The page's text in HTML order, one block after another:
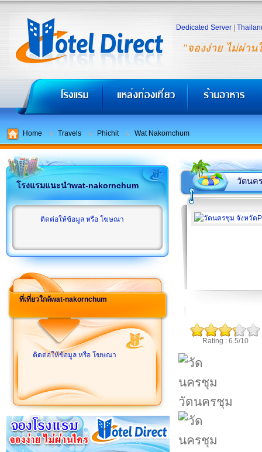
"จองง่าย ไม่ผ่าน
Dedicated Server
Home Travels Phichit Wat Nakornchum
โรงแรมแนะนำwat-nakornchum
ติดต่อให้ข้อมูล หรือ โฆษณา
ที่เที่ยวใกล้wat-nakornchum
ติดต่อให้ข้อมูล หรือ โฆษณา
วัดนค
Rating : 6.5/10
วัดนครชุม